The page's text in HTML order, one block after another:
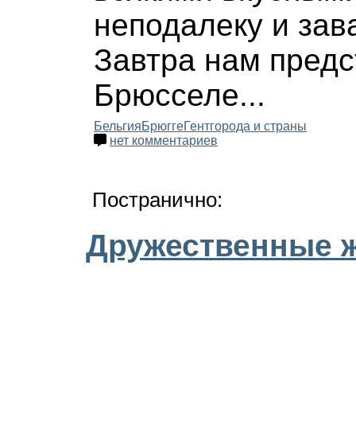
неподалеку и
Завтра нам
Брюсселе...
БельгияБрюггеГентгорода и страны
нет комментариев
Постранично:
Дружественные